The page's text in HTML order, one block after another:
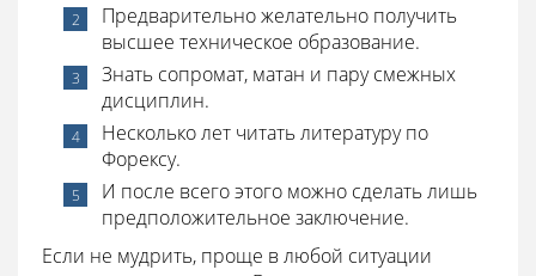
Предварительно желательно получить
высшее техническое образование.
Знать сопромат, матан и пару смежных
дисциплин.
Несколько лет читать литературу по
Форексу.
И после всего этого можно сделать лишь
предположительное заключение.
Если не мудрить, проще в любой ситуации